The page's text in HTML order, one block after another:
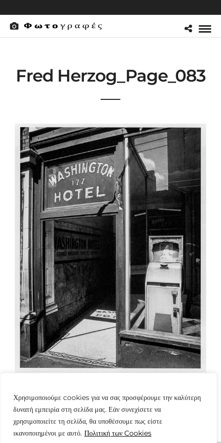
Χρησιμοποιούμε cookies για να σας προσφέρουμε την καλύτερη
δυνατή εμπειρία στη σελίδα μας. Εάν συνεχίσετε να
χρησιμοποιείτε τη σελίδα, θα υποθέσουμε πως είστε
ικανοποιημένοι με αυτό. Πολιτική των Cookies
Fred Herzog_Page_083